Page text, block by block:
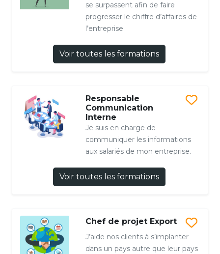
se surpassent afin de faire
progresser le chiffre d’affaires de
l’entreprise
Voir toutes les formations
Responsable
Communication
Interne
Je suis en charge de
communiquer les informations
aux salariés de mon entreprise.
Voir toutes les formations
Chef de projet Export
J’aide nos clients à s’implanter
dans un pays autre que leur pays